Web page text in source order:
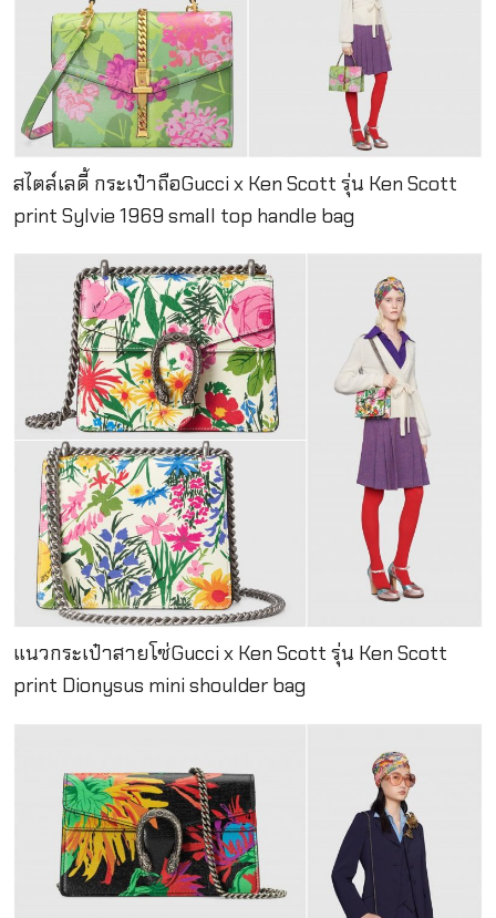
สไตล์เลดี้ กระเป๋าถือGucci x Ken Scott รุ่น Ken Scott
print Sylvie 1969 small top handle bag
แนวกระเป๋าสายโซ่Gucci x Ken Scott รุ่น Ken Scott
print Dionysus mini shoulder bag